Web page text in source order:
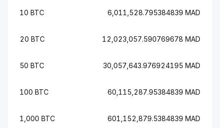
10 BTC 6,011,528.795384839 MAD
20 BTC 12,023,057.590769678 MAD
50 BTC 30,057,643.976924195 MAD
100 BTC 60,115,287.95384839 MAD
1,000 BTC 601,152,879.5384839 MAD